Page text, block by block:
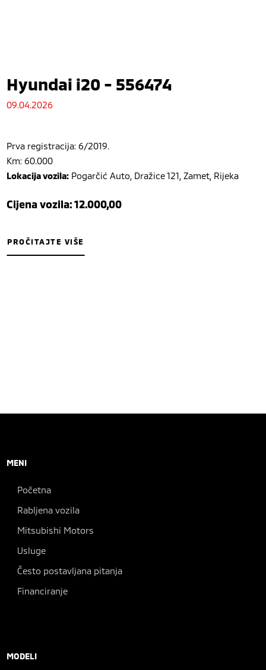
Hyundai i20 - 556474
09.04.2026
Prva registracija: 6/2019.
Km: 60.000
Lokacija vozila: Pogarčić Auto, Dražice 121, Zamet, Rijeka
Cijena vozila: 12.000,00
PROČITAJTE VIŠE
MENI
Početna
Rabljena vozila
Mitsubishi Motors
Usluge
Često postavljana pitanja
Financiranje
MODELI